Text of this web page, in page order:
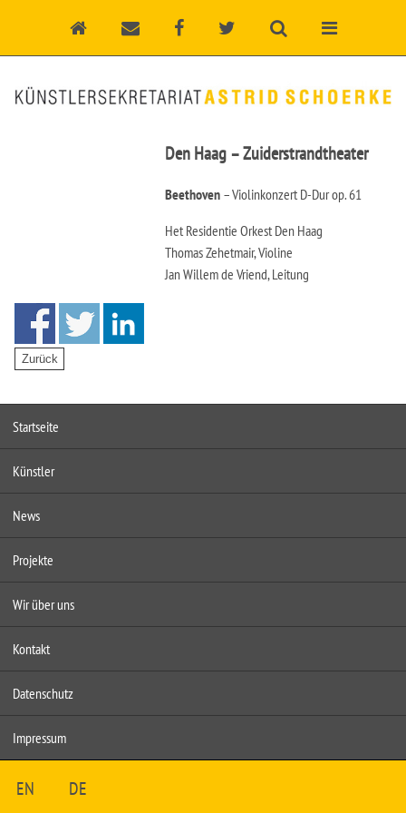
Den Haag – Zuiderstrandtheater
Beethoven – Violinkonzert D-Dur op. 61
Het Residentie Orkest Den Haag
Thomas Zehetmair, Violine
Jan Willem de Vriend, Leitung
Startseite
Künstler
News
Projekte
Wir über uns
Kontakt
Datenschutz
Impressum
EN DE